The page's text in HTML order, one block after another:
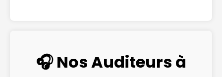
🎧 Nos Auditeurs à